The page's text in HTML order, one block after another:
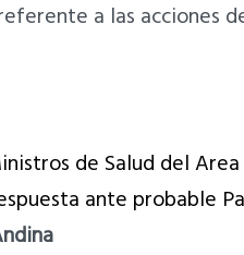
a las acciones
de Salud del
ante probable